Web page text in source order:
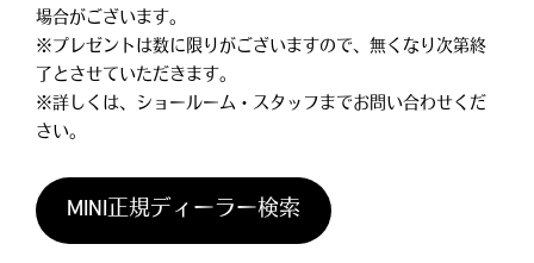
場合がございます。
※プレゼントは数に限りがございますので、無くなり次第終
了とさせていただきます。
※詳しくは、ショールーム・スタッフまでお問い合わせくだ
さい。
MINI正規ディーラー検索